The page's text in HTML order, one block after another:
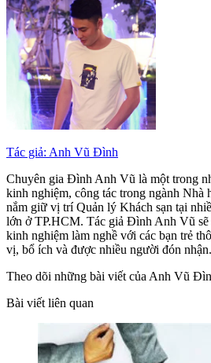
Tác giả: Anh Vũ Đình
Chuyên gia Đình Anh Vũ là một trong
kinh nghiệm, công tác trong ngành Nhà
nắm giữ vị trí Quản lý Khách sạn tại
lớn ở TP.HCM. Tác giả Đình Anh Vũ sẽ
kinh nghiệm làm nghề với các bạn trẻ
vị, bổ ích và được nhiều người đón nhận.
Theo dõi những bài viết của Anh Vũ
Bài viết liên quan